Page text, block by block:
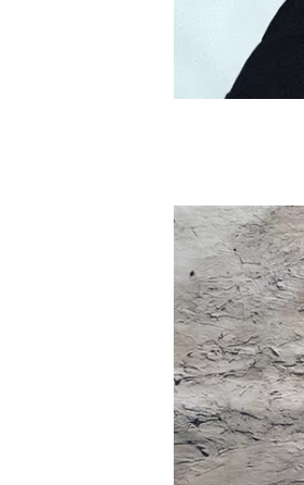
すべてのカテゴ